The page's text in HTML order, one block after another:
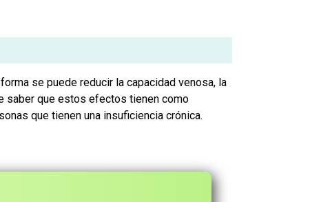
se puede reducir la capacidad venosa, la
saber que estos efectos tienen como
que tienen una insuficiencia crónica.